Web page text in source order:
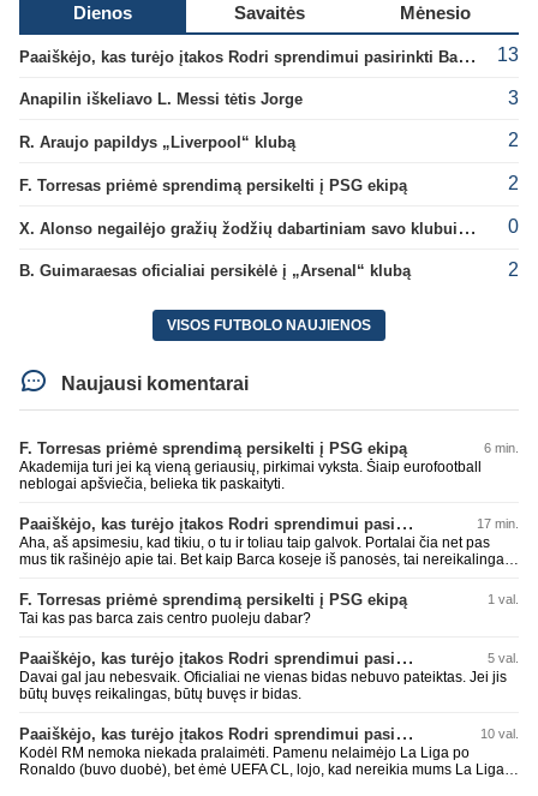
Dienos Savaitės Mėnesio
Paaiškėjo, kas turėjo įtakos Rodri sprendimui pasirinkti Barselonos pusę 13
Anapilin iškeliavo L. Messi tėtis Jorge 3
R. Araujo papildys „Liverpool“ klubą 2
F. Torresas priėmė sprendimą persikelti į PSG ekipą 2
X. Alonso negailėjo gražių žodžių dabartiniam savo klubui „Chelsea“ 0
B. Guimaraesas oficialiai persikėlė į „Arsenal“ klubą 2
VISOS FUTBOLO NAUJIENOS
Naujausi komentarai
F. Torresas priėmė sprendimą persikelti į PSG ekipą 6 min.
Akademija turi jei ką vieną geriausių, pirkimai vyksta. Šiaip eurofootball
neblogai apšviečia, belieka tik paskaityti.
Paaiškėjo, kas turėjo įtakos Rodri sprendimui pasirinkti Barselonos pusę 17 min.
Aha, aš apsimesiu, kad tikiu, o tu ir toliau taip galvok. Portalai čia net pas
mus tik rašinėjo apie tai. Bet kaip Barca koseje iš panosės, tai nereikalingas
nieko gero jis ir pan.? Gal tu jau nustok čia vartytis, kažkaip gėda darosi.
F. Torresas priėmė sprendimą persikelti į PSG ekipą 1 val.
Tai kas pas barca zais centro puoleju dabar?
Paaiškėjo, kas turėjo įtakos Rodri sprendimui pasirinkti Barselonos pusę 5 val.
Davai gal jau nebesvaik. Oficialiai ne vienas bidas nebuvo pateiktas. Jei jis
būtų buvęs reikalingas, būtų buvęs ir bidas.
Paaiškėjo, kas turėjo įtakos Rodri sprendimui pasirinkti Barselonos pusę 10 val.
Kodėl RM nemoka niekada pralaimėti. Pamenu nelaimėjo La Liga po
Ronaldo (buvo duobė), bet ėmė UEFA CL, lojo, kad nereikia mums La Liga,